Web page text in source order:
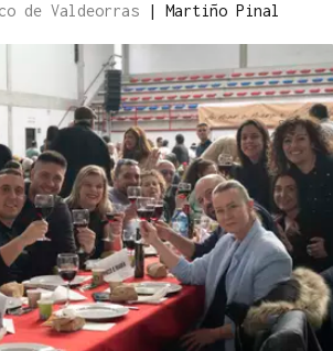
de Valdeorras
| Martiño Pinal